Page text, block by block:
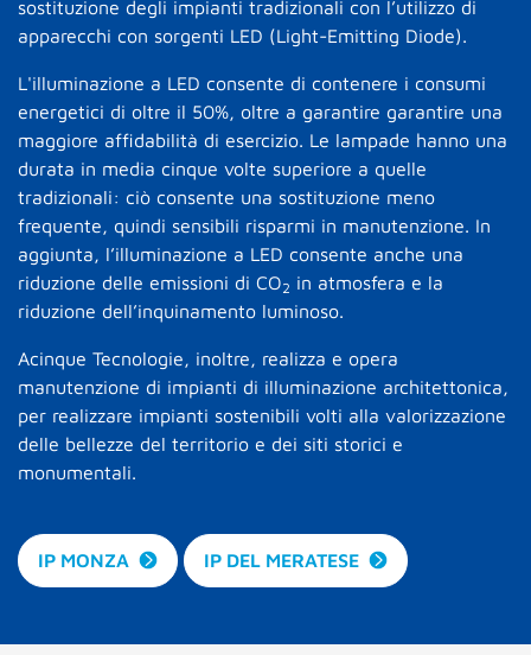
sostituzione degli impianti tradizionali con l’utilizzo di
apparecchi con sorgenti LED (Light-Emitting Diode).
L'illuminazione a LED consente di contenere i consumi
energetici di oltre il 50%, oltre a garantire garantire una
maggiore affidabilità di esercizio. Le lampade hanno una
durata in media cinque volte superiore a quelle
tradizionali: ciò consente una sostituzione meno
frequente, quindi sensibili risparmi in manutenzione. In
aggiunta, l’illuminazione a LED consente anche una
riduzione delle emissioni di CO2 in atmosfera e la
riduzione dell’inquinamento luminoso.
Acinque Tecnologie, inoltre, realizza e opera
manutenzione di impianti di illuminazione architettonica,
per realizzare impianti sostenibili volti alla valorizzazione
delle bellezze del territorio e dei siti storici e
monumentali.
IP MONZA IP DEL MERATESE